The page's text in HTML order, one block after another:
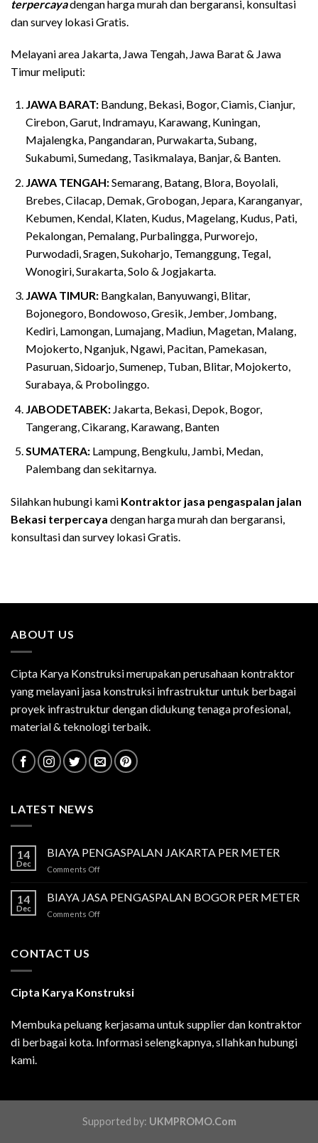
terpercayadengan harga murah dan bergaransi, konsultasi
dan survey lokasi Gratis.
Melayani area Jakarta, Jawa Tengah, Jawa Barat & Jawa
Timur meliputi:
JAWA BARAT: Bandung, Bekasi, Bogor, Ciamis, Cianjur,
Cirebon, Garut, Indramayu, Karawang, Kuningan,
Majalengka, Pangandaran, Purwakarta, Subang,
Sukabumi, Sumedang, Tasikmalaya, Banjar, & Banten.
JAWA TENGAH:Semarang, Batang, Blora, Boyolali,
Brebes, Cilacap, Demak, Grobogan, Jepara, Karanganyar,
Kebumen, Kendal, Klaten, Kudus, Magelang, Kudus, Pati,
Pekalongan, Pemalang, Purbalingga, Purworejo,
Purwodadi, Sragen, Sukoharjo, Temanggung, Tegal,
Wonogiri, Surakarta, Solo & Jogjakarta.
JAWA TIMUR: Bangkalan, Banyuwangi, Blitar,
Bojonegoro, Bondowoso, Gresik, Jember, Jombang,
Kediri, Lamongan, Lumajang, Madiun, Magetan, Malang,
Mojokerto, Nganjuk, Ngawi, Pacitan, Pamekasan,
Pasuruan, Sidoarjo, Sumenep, Tuban, Blitar, Mojokerto,
Surabaya, & Probolinggo.
JABODETABEK: Jakarta, Bekasi, Depok, Bogor,
Tangerang, Cikarang, Karawang, Banten
SUMATERA:Lampung, Bengkulu, Jambi, Medan,
Palembang dan sekitarnya.
Silahkan hubungi kami Kontraktor jasa pengaspalan jalan
Bekasi terpercaya dengan harga murah dan bergaransi,
konsultasi dan survey lokasi Gratis.
ABOUT US
Cipta Karya Konstruksi merupakan perusahaan kontraktor
yang melayani jasa konstruksi infrastruktur untuk berbagai
proyek infrastruktur dengan didukung tenaga profesional,
material & teknologi terbaik.
LATEST NEWS
14
Dec
BIAYA PENGASPALAN JAKARTA PER METER
Comments Offon
PENGASPALAN
14
Dec
BIAYA JASA PENGASPALAN BOGOR PER METER
Comments Offon
CONTACT US
Cipta Karya Konstruksi
Membuka peluang kerjasama untuk supplier dan kontraktor
di berbagai kota. Informasi selengkapnya, sIlahkan hubungi
kami.
Supported by: UKMPROMO.Com